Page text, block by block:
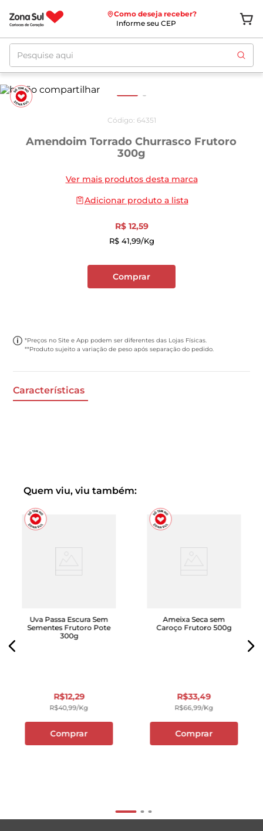
Como deseja receber?
Informe seu CEP
Pesquise aqui
Código: 64351
Amendoim Torrado Churrasco Frutoro
300g
Ver mais produtos desta marca
Adicionar produto a lista
R$ 12,59
R$ 41,99/kg
Comprar
*Preços no Site e App podem ser diferentes das Lojas Físicas.
**Produto sujeito a variação de peso após separação do pedido.
Características
Quem viu, viu também:
Uva Passa Escura Sem
Sementes Frutoro Pote
300g
R$12,29
R$40,99/kg
Comprar
Ameixa Seca sem
Caroço Frutoro 500g
R$33,49
R$66,99/kg
Comprar